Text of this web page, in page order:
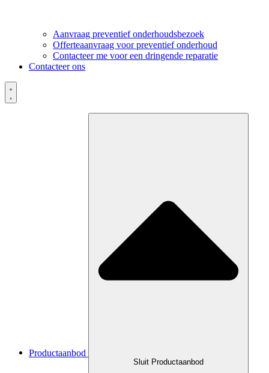
Aanvraag preventief onderhoudsbezoek
Offerteaanvraag voor preventief onderhoud
Contacteer me voor een dringende reparatie
Contacteer ons
Productaanbod
Sluit Productaanbod